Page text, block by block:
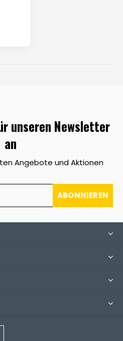
unseren Newsletter
an
Angebote und Aktionen
ABONNIEREN